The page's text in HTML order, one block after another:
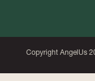
Copyright AngelUs